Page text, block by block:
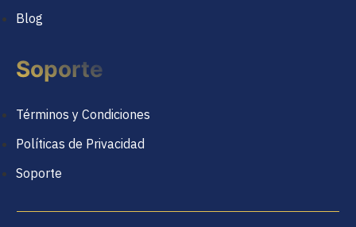
Blog
Soporte
Términos y Condiciones
Políticas de Privacidad
Soporte